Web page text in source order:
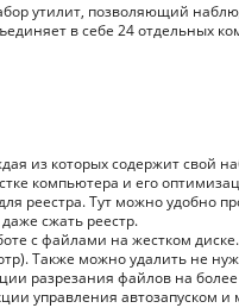
утилит, позволяющий
в себе 24 отдельных
из которых содержит свой
компьютера и его
реестра. Тут можно удобно
сжать реестр.
с файлами на жестком
Также можно удалить не
разрезания файлов на
управления автозапуском и